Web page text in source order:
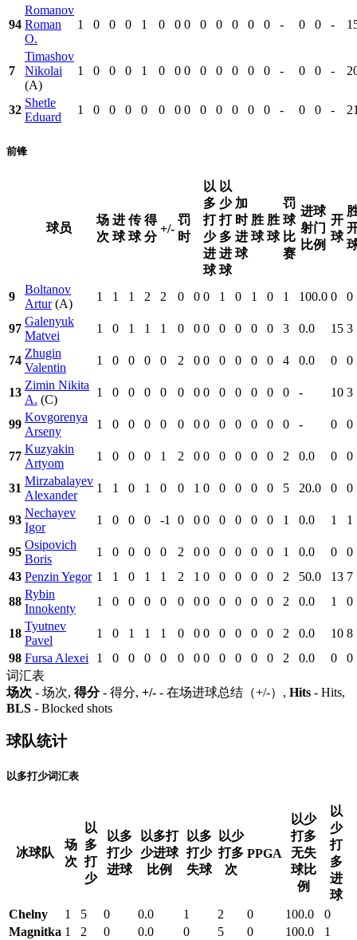
94
Romanov
Roman
O.
1 0 0 0 1 0 0 0 0 0 0 0 0 - 0 0 -
7
Timashov
Nikolai
(A)
1 0 0 0 1 0 0 0 0 0 0 0 0 - 0 0 -
32
Shetle
Eduard
1 0 0 0 0 0 0 0 0 0 0 0 0 - 0 0 -
前锋
球员
场
次
进
球
传
球
得
分
+/-
罚
时
以
多
打
少
进
球
以
少
打
多
进
球
加
时
进
球
胜
球
胜
球
罚
球
比
赛
进球
射门
比例
开
球
9
Boltanov
Artur(A)
1 1 1 2 2 0 0 0 1 0 1 0 1 100.0 0 0
97
Galenyuk
Matvei
1 0 1 1 1 0 0 0 0 0 0 0 3 0.0 15 3
74
Zhugin
Valentin
1 0 0 0 0 2 0 0 0 0 0 0 4 0.0 0 0
13
Zimin Nikita
A. (C)
1 0 0 0 0 0 0 0 0 0 0 0 0 - 10 3
99
Kovgorenya
Arseny
1 0 0 0 0 0 0 0 0 0 0 0 0 - 0 0
77
Kuzyakin
Artyom
1 0 0 0 1 2 0 0 0 0 0 0 2 0.0 0 0
31
Mirzabalayev
Alexander
1 1 0 1 0 0 1 0 0 0 0 0 5 20.0 0 0
93
Nechayev
Igor
1 0 0 0 -1 0 0 0 0 0 0 0 1 0.0 1 1
95
Osipovich
Boris
1 0 0 0 0 2 0 0 0 0 0 0 1 0.0 0
0
43 Penzin Yegor 1 1 0 1 1 2 1 0 0 0 0 0 2 50.0 13 7
88
Rybin
Innokenty
1 0 0 0 0 0 0 0 0 0 0 0 2 0.0 1 0
18
Tyutnev
Pavel
1 0 1 1 1 0 0 0 0 0 0 0 2 0.0 10 8
98 Fursa Alexei 1 0 0 0 0 0 0 0 0 0 0 0 2 0.0 0
0
词汇表
场次 - 场次, 得分- 得分, +/- - 在场进球总结（+/-）, Hits - Hits,
BLS - Blocked shots
球队统计
以多打少词汇表
冰球队
场
次
以
多
打
少
以多
打少
进球
以多打
少进球
比例
以多
打少
失球
以少
打多
次
PPGA
以少
打多
无失
球比
例
以
少
打
多
进
球
Chelny
1 5 0 0.0 1 2 0 100.0
0
Magnitka 1 2 0 0.0 0 5 0 100.0
1